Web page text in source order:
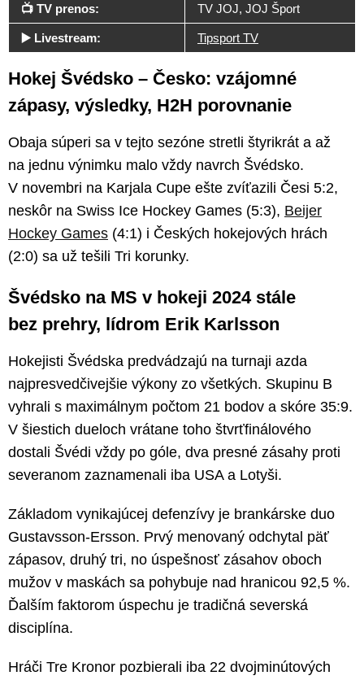
📺 TV prenos: TV JOJ, JOJ Šport
▶️ Livestream: Tipsport TV
Hokej Švédsko – Česko: vzájomné
zápasy, výsledky, H2H porovnanie
Obaja súperi sa v tejto sezóne stretli štyrikrát a až
na jednu výnimku malo vždy navrch Švédsko.
V novembri na Karjala Cupe ešte zvíťazili Česi 5:2,
neskôr na Swiss Ice Hockey Games (5:3), Beijer
Hockey Games (4:1) i Českých hokejových hrách
(2:0) sa už tešili Tri korunky.
Švédsko na MS v hokeji 2024 stále
bez prehry, lídrom Erik Karlsson
Hokejisti Švédska predvádzajú na turnaji azda
najpresvedčivejšie výkony zo všetkých. Skupinu B
vyhrali s maximálnym počtom 21 bodov a skóre 35:9.
V šiestich dueloch vrátane toho štvrťfinálového
dostali Švédi vždy po góle, dva presné zásahy proti
severanom zaznamenali iba USA a Lotyši.
Základom vynikajúcej defenzívy je brankárske duo
Gustavsson-Ersson. Prvý menovaný odchytal päť
zápasov, druhý tri, no úspešnosť zásahov oboch
mužov v maskách sa pohybuje nad hranicou 92,5 %.
Ďalším faktorom úspechu je tradičná severská
disciplína.
Hráči Tre Kronor pozbierali iba 22 dvojminútových